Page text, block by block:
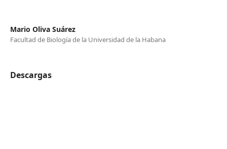
Mario Oliva Suárez
Facultad de Biología de la Universidad de la Habana
Descargas